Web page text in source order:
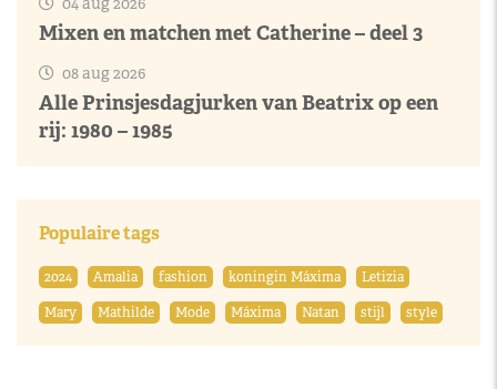
Mixen en matchen met Catherine – deel 3
08 aug 2026
Alle Prinsjesdagjurken van Beatrix op een
rij: 1980 – 1985
Populaire tags
2024 Amalia fashion koningin Máxima
Letizia
Mary
Mathilde Mode Máxima Natan stijl style